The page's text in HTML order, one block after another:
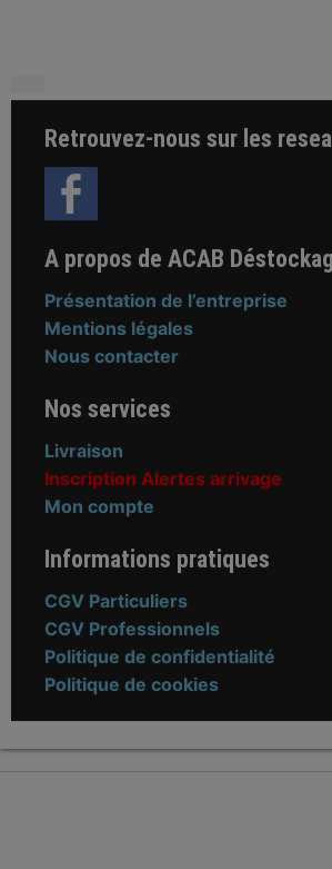
Retrouvez-nous sur les
A propos de ACAB
Présentation de l’entreprise
Mentions légales
Nous contacter
Nos services
Livraison
Inscription Alertes arrivage
Mon compte
Informations pratiques
CGV Particuliers
CGV Professionnels
Politique de confidentialité
Politique de cookies